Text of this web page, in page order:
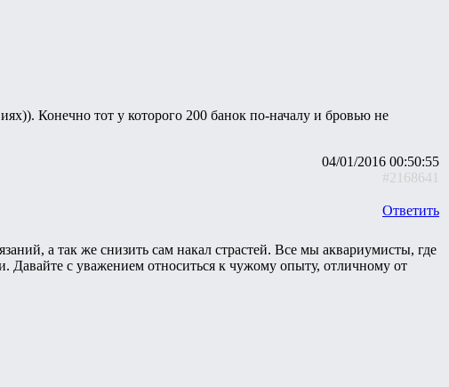
Конечно тот у которого 200 банок по-началу и бровью не
04/01/2016 00:50:55
#2168641
Ответить
а так же снизить сам накал страстей. Все мы аквариумисты, где
Давайте с уважением относиться к чужому опыту, отличному от